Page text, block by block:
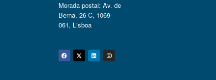
Morada postal: Av. de
Berna, 26 C, 1069-
061, Lisboa
Facebook
Twitter
Linkedin
Instagram